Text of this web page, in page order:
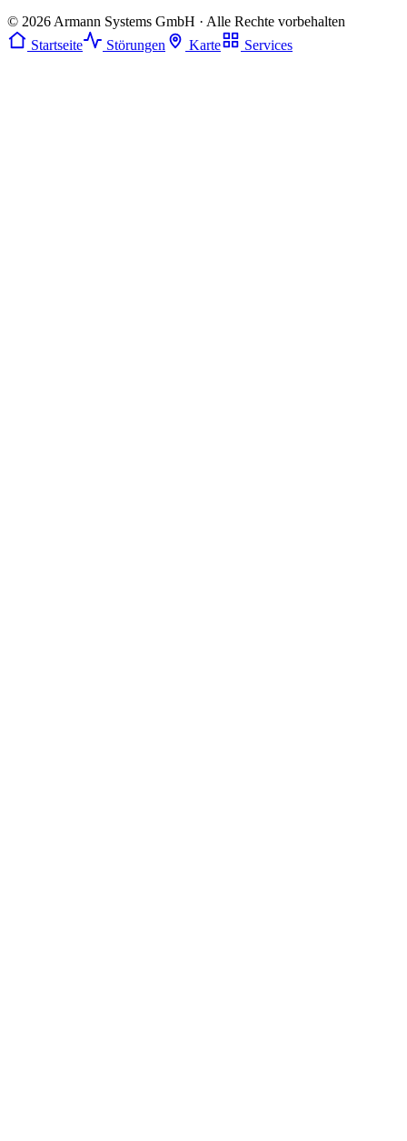
© 2026 Armann Systems GmbH · Alle Rechte vorbehalten
Startseite
Störungen Karte Services